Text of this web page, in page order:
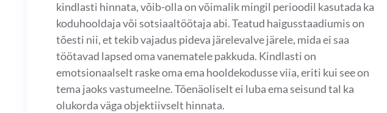
kindlasti hinnata, võib-olla on võimalik mingil perioodil kasutada ka
koduhooldaja või sotsiaaltöötaja abi. Teatud haigusstaadiumis on
tõesti nii, et tekib vajadus pideva järelevalve järele, mida ei saa
töötavad lapsed oma vanematele pakkuda. Kindlasti on
emotsionaalselt raske oma ema hooldekodusse viia, eriti kui see on
tema jaoks vastumeelne. Tõenäoliselt ei luba ema seisund tal ka
olukorda väga objektiivselt hinnata.